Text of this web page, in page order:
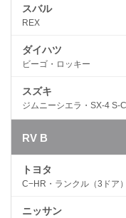
スバル
REX
ダイハツ
ビーゴ・ロッキー
スズキ
ジムニーシエラ・SX-4 S-
RV B
トヨタ
C−HR・ランクル（3ドア
ニッサン